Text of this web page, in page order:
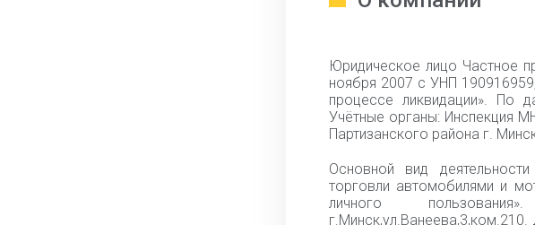
Юридическое лицо Частное
ноября 2007 с УНП
процессе ликвидации». По
Учётные органы: Инспекция
Партизанского района г.
Основной вид
торговли автомобилями и
личного